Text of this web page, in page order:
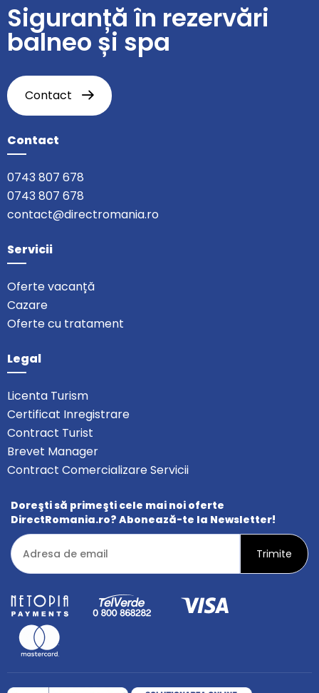
Siguranță în rezervări
balneo și spa
Contact
Contact
0743 807 678
0743 807 678
contact@directromania.ro
Servicii
Oferte vacanță
Cazare
Oferte cu tratament
Legal
Licenta Turism
Certificat Inregistrare
Contract Turist
Brevet Manager
Contract Comercializare Servicii
Doreşti să primeşti cele mai noi oferte
DirectRomania.ro? Abonează-te la Newsletter!